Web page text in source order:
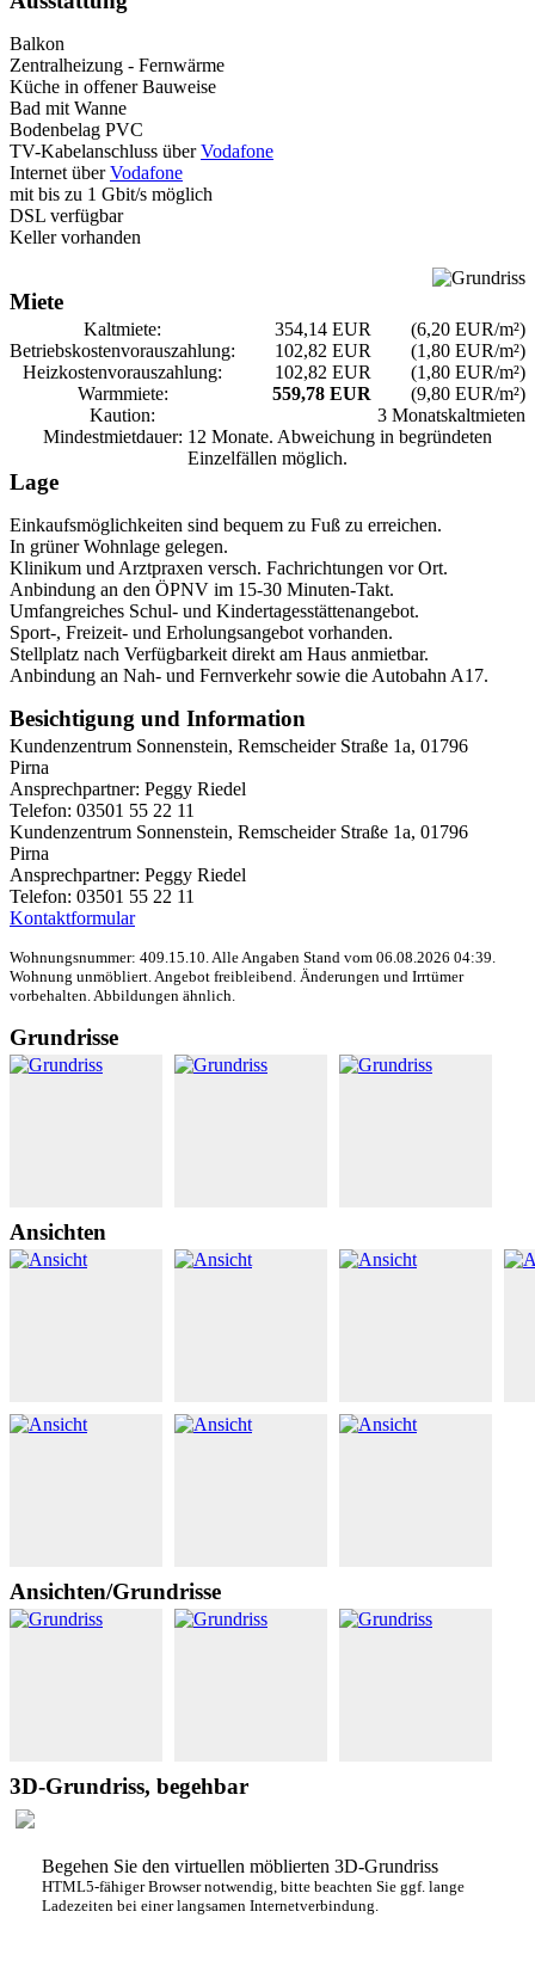
Balkon
Zentralheizung - Fernwärme
Küche in offener Bauweise
Bad mit Wanne
Bodenbelag PVC
TV-Kabelanschluss überVodafone
Internet überVodafone
mit bis zu 1 Gbit/s möglich
DSL verfügbar
Keller vorhanden
Miete
Kaltmiete: 354,14 EUR
(6,20 EUR/m²)
Betriebskosten­vorauszahlung:
102,82 EUR
(1,80 EUR/m²)
Heizkosten­vorauszahlung:
102,82 EUR
(1,80 EUR/m²)
Warmmiete:
559,78 EUR
(9,80 EUR/m²)
Kaution:
3 Monatskaltmieten
Mindestmietdauer: 12 Monate. Abweichung in begründeten
Einzelfällen möglich.
Lage
Einkaufsmöglichkeiten sind bequem zu Fuß zu erreichen.
In grüner Wohnlage gelegen.
Klinikum und Arztpraxen versch. Fachrichtungen vor Ort.
Anbindung an den ÖPNV im 15-30 Minuten-Takt.
Umfangreiches Schul- und Kindertagesstättenangebot.
Sport-, Freizeit- und Erholungsangebot vorhanden.
Stellplatz nach Verfügbarkeit direkt am Haus anmietbar.
Anbindung an Nah- und Fernverkehr sowie die Autobahn A17.
Besichtigung und Information
Kundenzentrum Sonnenstein, Remscheider Straße 1a, 01796
Pirna
Ansprechpartner: Peggy Riedel
Telefon: 03501 55 22 11
Kundenzentrum Sonnenstein, Remscheider Straße 1a, 01796
Pirna
Ansprechpartner: Peggy Riedel
Telefon: 03501 55 22 11
Kontaktformular
Wohnungsnummer: 409.15.10. Alle Angaben Stand vom 06.08.2026 04:39.
Wohnung unmöbliert. Angebot freibleibend. Änderungen und Irrtümer
vorbehalten. Abbildungen ähnlich.
Grundrisse
Ansichten
Ansichten/Grundrisse
3D-Grundriss, begehbar
Begehen Sie den virtuellen möblierten 3D-Grundriss
HTML5-fähiger Browser notwendig, bitte beachten Sie ggf. lange
Ladezeiten bei einer langsamen Internetverbindung.